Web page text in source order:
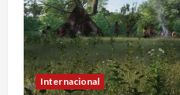
Internacional